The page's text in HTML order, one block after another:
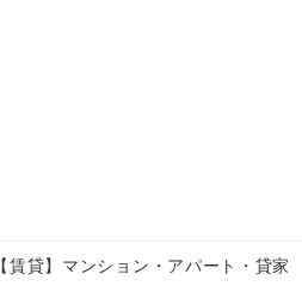
【賃貸】マンション・アパート・貸家